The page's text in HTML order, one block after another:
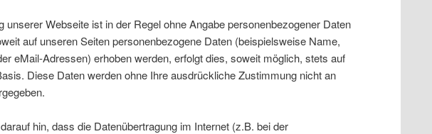
unserer Webseite ist in der Regel ohne Angabe personenbezogener Daten
auf unseren Seiten personenbezogene Daten (beispielsweise Name,
eMail-Adressen) erhoben werden, erfolgt dies, soweit möglich, stets auf
Diese Daten werden ohne Ihre ausdrückliche Zustimmung nicht an
hin, dass die Datenübertragung im Internet (z.B. bei der